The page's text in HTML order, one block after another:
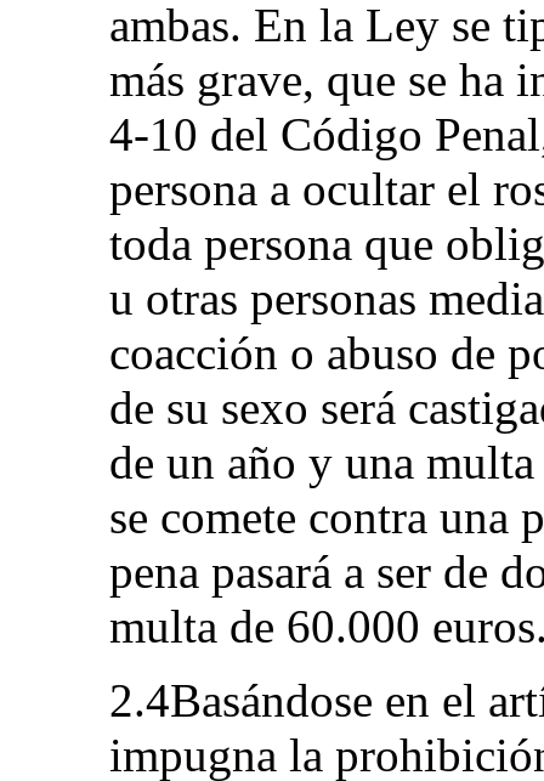
ambas. En la Ley se
más grave, que se ha
4-10 del Código
persona a ocultar el
toda persona que
u otras personas
coacción o abuso de
de su sexo será
de un año y una
se comete contra una
pena pasará a ser de
multa de 60.000
2.4Basándose en el
impugna la